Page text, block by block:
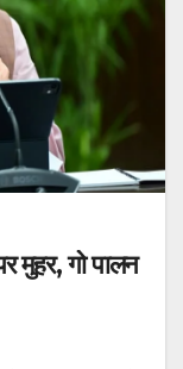
मुहर, गो पालन